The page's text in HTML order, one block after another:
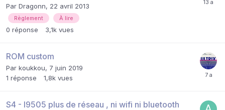
Par Dragonn, 22 avril 2013
Règlement À lire
0 réponse 3,1k vues
ROM custom
Par koukkou, 7 juin 2019
1 réponse 1,8k vues
S4 - I9505 plus de réseau , ni wifi ni bluetooth